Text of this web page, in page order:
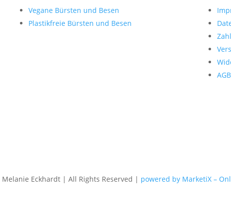
Vegane Bürsten und Besen
Plastikfreie Bürsten und Besen
AGB
Eckhardt | All Rights Reserved | powered by MarketiX –